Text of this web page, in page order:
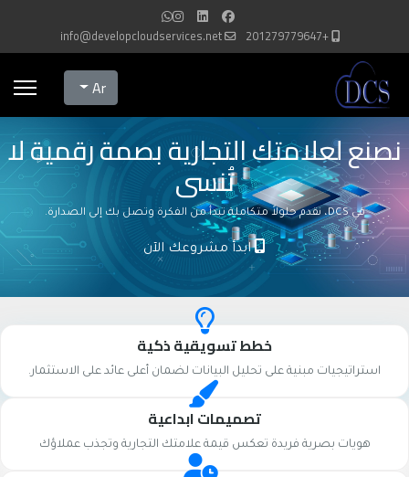
+201279779647
info@developcloudservices.net
Select your language
Ar
نصنع لعلامتك التجارية بصمة رقمية لا
تُنسى
في DCS، نقدم حلولاً متكاملة تبدأ من الفكرة وتصل بك إلى الصدارة.
ابدأ مشروعك الآن
خطط تسويقية ذكية
استراتيجيات مبنية على تحليل البيانات لضمان أعلى عائد على الاستثمار.
تصميمات ابداعية
هويات بصرية فريدة تعكس قيمة علامتك التجارية وتجذب عملاؤك